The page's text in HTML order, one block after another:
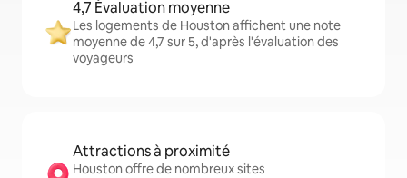
4,7 Évaluation moyenne
Les logements de Houston affichent une note
moyenne de 4,7 sur 5, d'après l'évaluation des
voyageurs
Attractions à proximité
Houston offre de nombreux sites